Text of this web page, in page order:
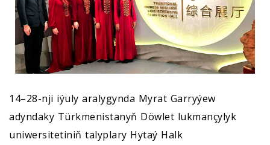
14–28-nji iýuly aralygynda Myrat Garryýew
adyndaky Türkmenistanyň Döwlet lukmançylyk
uniwersitetiniň talyplary Hytaý Halk